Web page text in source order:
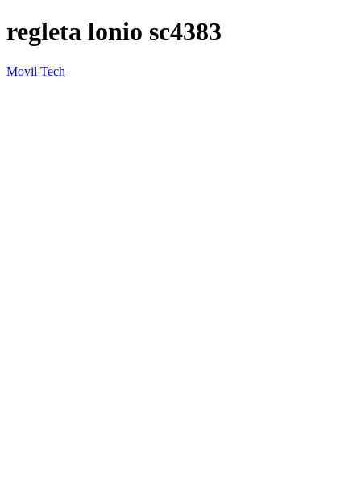
regleta lonio sc4383
Movil Tech